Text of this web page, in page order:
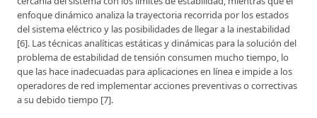
enfoque dinámico analiza la trayectoria recorrida por los estados
del sistema eléctrico y las posibilidades de llegar a la inestabilidad
[6]. Las técnicas analíticas estáticas y dinámicas para la solución del
problema de estabilidad de tensión consumen mucho tiempo, lo
que las hace inadecuadas para aplicaciones en línea e impide a los
operadores de red implementar acciones preventivas o correctivas
a su debido tiempo [7].